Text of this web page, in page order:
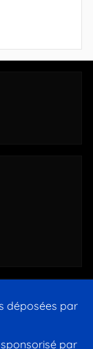
déposées par
par